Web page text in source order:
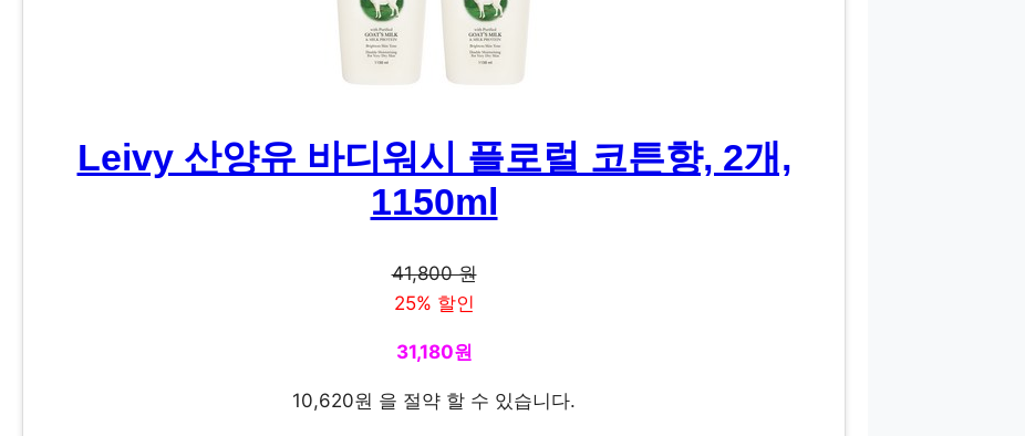
Leivy 산양유 바디워시 플로럴 코튼향, 2개,
1150ml
41,800 원
25% 할인
31,180원
10,620원 을 절약 할 수 있습니다.